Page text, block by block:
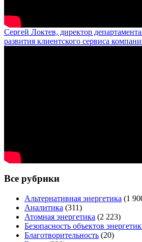
Сергей Локтев, директор
развития клиентского сервиса
Все рубрики
Альтернативная энергетика (1
Аналитика (311)
Атомная энергетика (2 223)
Безопасность объектов
Благотворительность (20)